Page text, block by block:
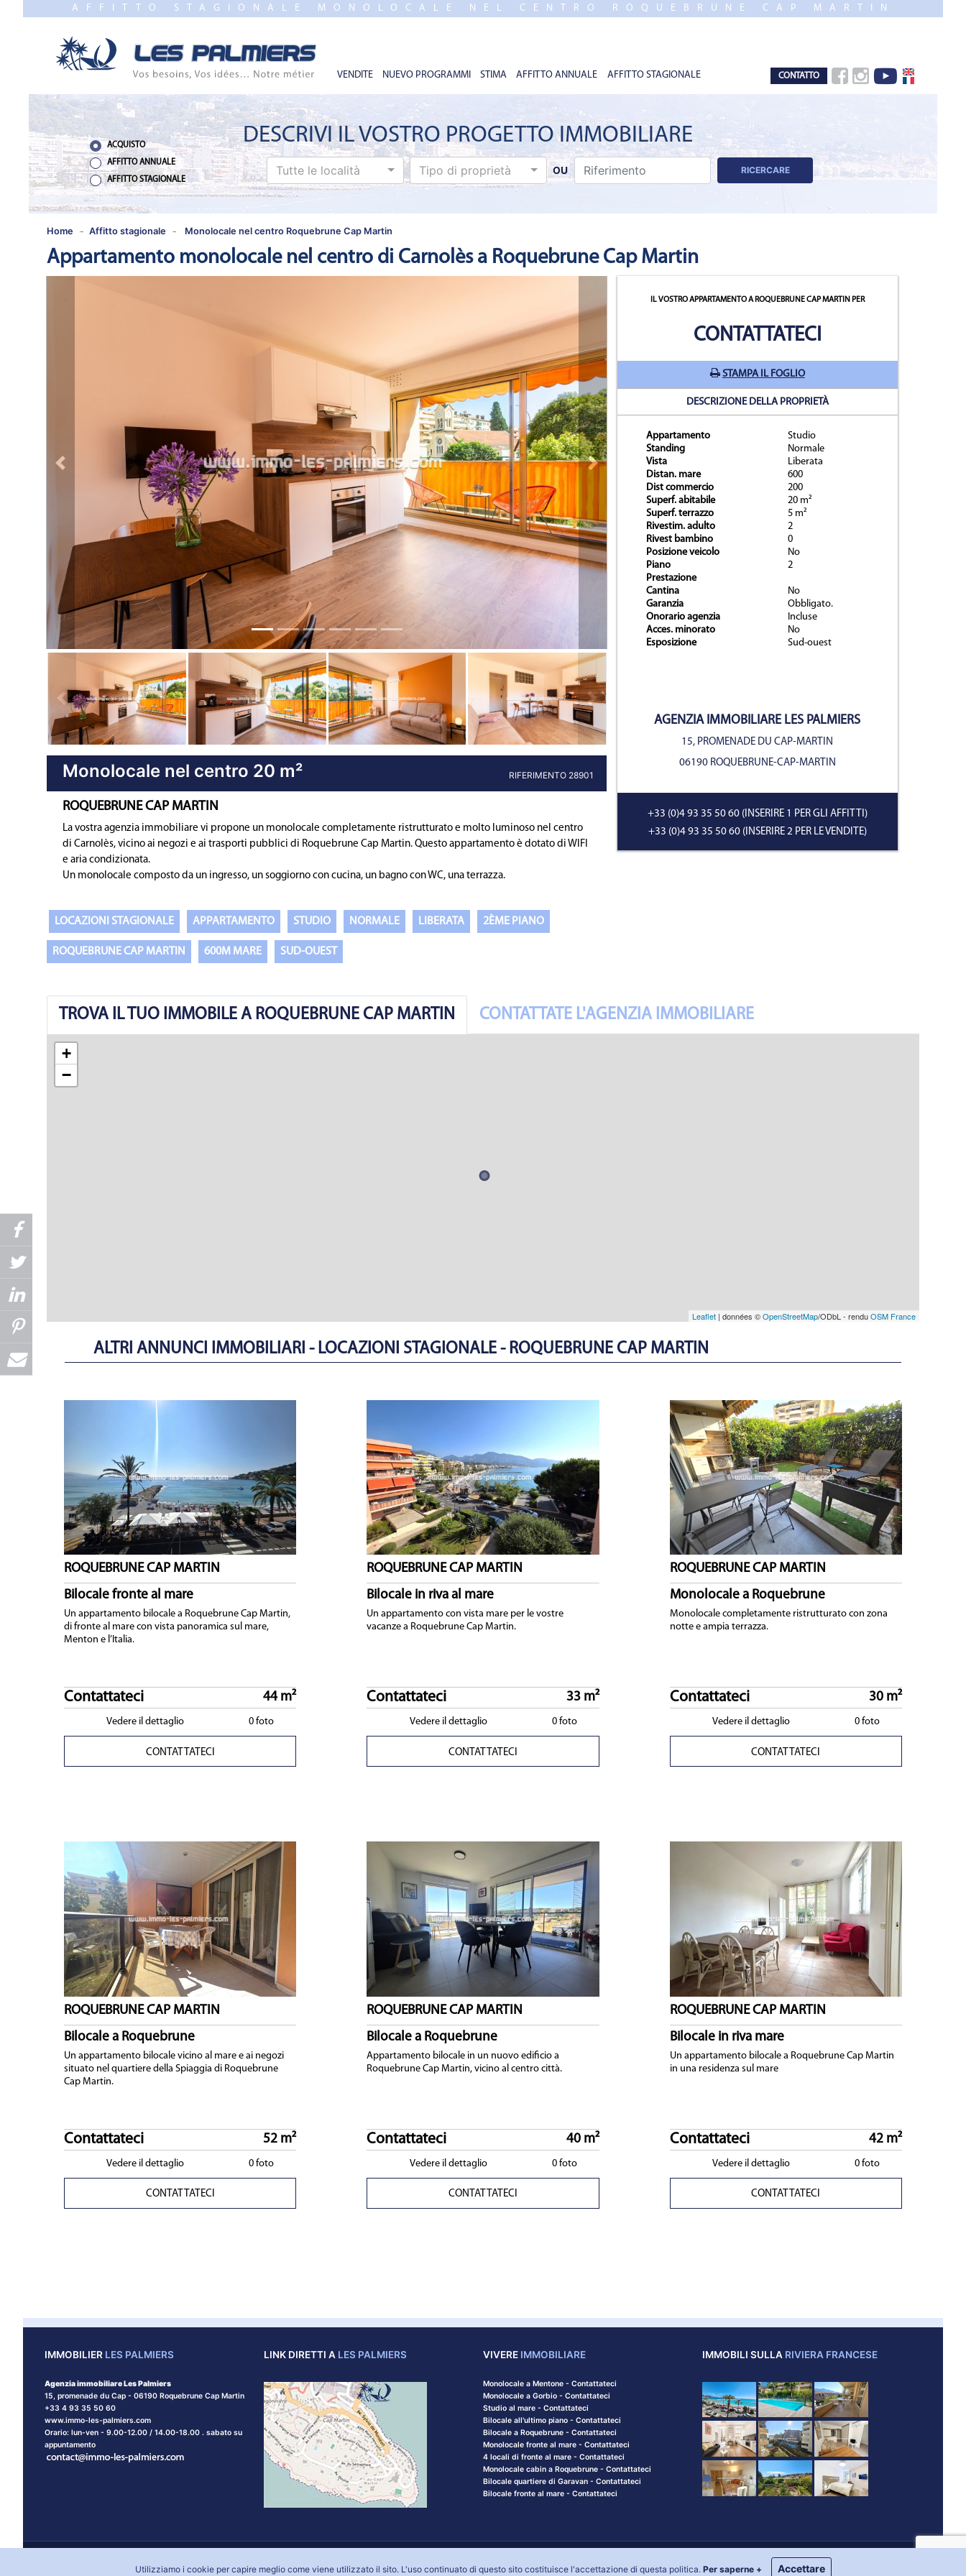
AFFITTO STAGIONALE MONOLOCALE NEL CENTRO ROQUEBRUNE CAP MARTIN
VENDITE NUEVO PROGRAMMI STIMA AFFITTO ANNUALE AFFITTO STAGIONALE CONTATTO
VENDITE
PROGRAMMI
STIMA
ANNUALE
AFFITTO
STAGIONALE
DESCRIVI IL VOSTRO PROGETTO IMMOBILIARE
ACQUISTO
AFFITTO ANNUALE
AFFITTO STAGIONALE
Tutte le località Tipo di proprietà OU RICERCARE
Home Affitto stagionale Monolocale nel centro Roquebrune Cap Martin
Appartamento monolocale nel centro di Carnolès a Roquebrune Cap Martin
Proprietà precedente Prossima proprietà
Proprietà precedente Prossima proprietà
Monolocale nel centro 20 m² RIFERIMENTO 28901
ROQUEBRUNE CAP MARTIN
La vostra agenzia immobiliare vi propone un monolocale completamente ristrutturato e molto luminoso nel centro
di Carnolès, vicino ai negozi e ai trasporti pubblici di Roquebrune Cap Martin. Questo appartamento è dotato di WIFI
e aria condizionata.
Un monolocale composto da un ingresso, un soggiorno con cucina, un bagno con WC, una terrazza.
LOCAZIONI STAGIONALE APPARTAMENTO STUDIO NORMALE LIBERATA 2ÈME PIANO
ROQUEBRUNE CAP MARTIN 600M MARE SUD-OUEST
IL VOSTRO APPARTAMENTO A ROQUEBRUNE CAP MARTIN PER
CONTATTATECI
STAMPA IL FOGLIO
DESCRIZIONE DELLA PROPRIETÀ
Appartamento
Studio
Standing
Normale
Vista
Liberata
Distan. mare
600
Dist commercio
200
Superf. abitabile
20 m²
Superf. terrazzo
5 m²
Rivestim. adulto
2
Rivest bambino
0
Posizione veicolo
No
Piano
2
Prestazione
Cantina
No
Garanzia
Obbligato.
Onorario agenzia
Incluse
Acces. minorato
No
Esposizione
Sud-ouest
AGENZIA IMMOBILIARE LES PALMIERS
15, PROMENADE DU CAP-MARTIN
06190 ROQUEBRUNE-CAP-MARTIN
+33 (0)4 93 35 50 60 (INSERIRE 1 PER GLI AFFITTI)
+33 (0)4 93 35 50 60 (INSERIRE 2 PER LE VENDITE)
TROVA IL TUO IMMOBILE A ROQUEBRUNE CAP MARTIN CONTATTATE L'AGENZIA IMMOBILIARE
+
−
Leaflet | données ©OpenStreetMap/ODbL - renduOSM France
ALTRI ANNUNCI IMMOBILIARI - LOCAZIONI STAGIONALE - ROQUEBRUNE CAP MARTIN
ROQUEBRUNE CAP MARTIN
Bilocale fronte al mare
Un appartamento bilocale a Roquebrune Cap Martin,
di fronte al mare con vista panoramica sul mare,
Menton e l’Italia.
Contattateci 44 m²
Vedere il dettaglio 0 foto
CONTATTATECI
ROQUEBRUNE CAP MARTIN
Bilocale in riva al mare
Un appartamento con vista mare per le vostre
vacanze a Roquebrune Cap Martin.
Contattateci 33 m²
Vedere il dettaglio 0 foto
CONTATTATECI
ROQUEBRUNE CAP MARTIN
Monolocale a Roquebrune
Monolocale completamente ristrutturato con zona
notte e ampia terrazza.
Contattateci 30 m²
Vedere il dettaglio 0 foto
CONTATTATECI
ROQUEBRUNE CAP MARTIN
Bilocale a Roquebrune
Un appartamento bilocale vicino al mare e ai negozi
situato nel quartiere della Spiaggia di Roquebrune
Cap Martin.
Contattateci 52 m²
Vedere il dettaglio 0 foto
CONTATTATECI
ROQUEBRUNE CAP MARTIN
Bilocale a Roquebrune
Appartamento bilocale in un nuovo edificio a
Roquebrune Cap Martin, vicino al centro città.
Contattateci 40 m²
Vedere il dettaglio 0 foto
CONTATTATECI
ROQUEBRUNE CAP MARTIN
Bilocale in riva mare
Un appartamento bilocale a Roquebrune Cap Martin
in una residenza sul mare
Contattateci 42 m²
Vedere il dettaglio 0 foto
CONTATTATECI
IMMOBILIER LES PALMIERS
Agenzia immobiliare Les Palmiers
15, promenade du Cap - 06190 Roquebrune Cap Martin
+33 4 93 35 50 60
www.immo-les-palmiers.com
Orario: lun-ven - 9.00-12.00 / 14.00-18.00 . sabato su
appuntamento
LINK DIRETTI A LES PALMIERS VIVERE IMMOBILIARE
Monolocale a Mentone - Contattateci
Monolocale a Gorbio - Contattateci
Studio al mare - Contattateci
Bilocale all'ultimo piano - Contattateci
Bilocale a Roquebrune - Contattateci
Monolocale fronte al mare - Contattateci
4 locali di fronte al mare - Contattateci
Monolocale cabin a Roquebrune - Contattateci
Bilocale quartiere di Garavan - Contattateci
Bilocale fronte al mare - Contattateci
IMMOBILI SULLA RIVIERA FRANCESE
Creatori di Siti MentoneUtilizziamo i cookie per capire meglio come viene utilizzato il sito. L'uso continuato di questo sito costituisce l'accettazione di questa politica. Per saperne + Accettare